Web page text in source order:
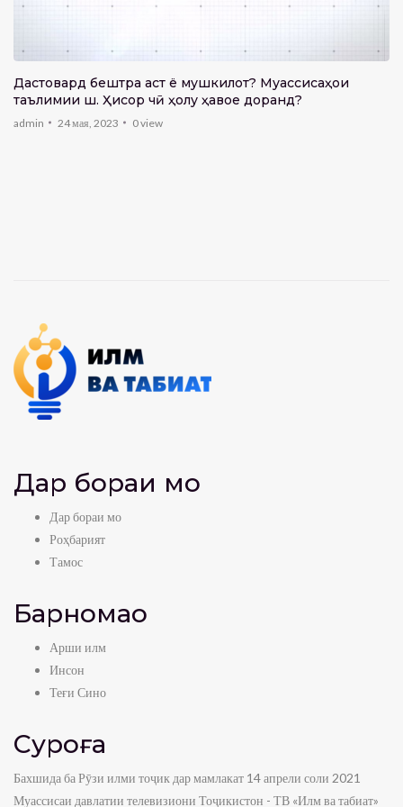
Дастовард бештра аст ё мушкилот? Муассисаҳои
таълимии ш. Ҳисор чӣ ҳолу ҳавое доранд?
admin 24 мая, 2023 0view
Дар бораи мо
Дар бораи мо
Роҳбарият
Тамос
Барномаҳо
Арши илм
Инсон
Теғи Сино
Суроға
Бахшида ба Рӯзи илми тоҷик дар мамлакат 14 апрели соли 2021
Муассисаи давлатии телевизиони Тоҷикистон - ТВ «Илм ва табиат»